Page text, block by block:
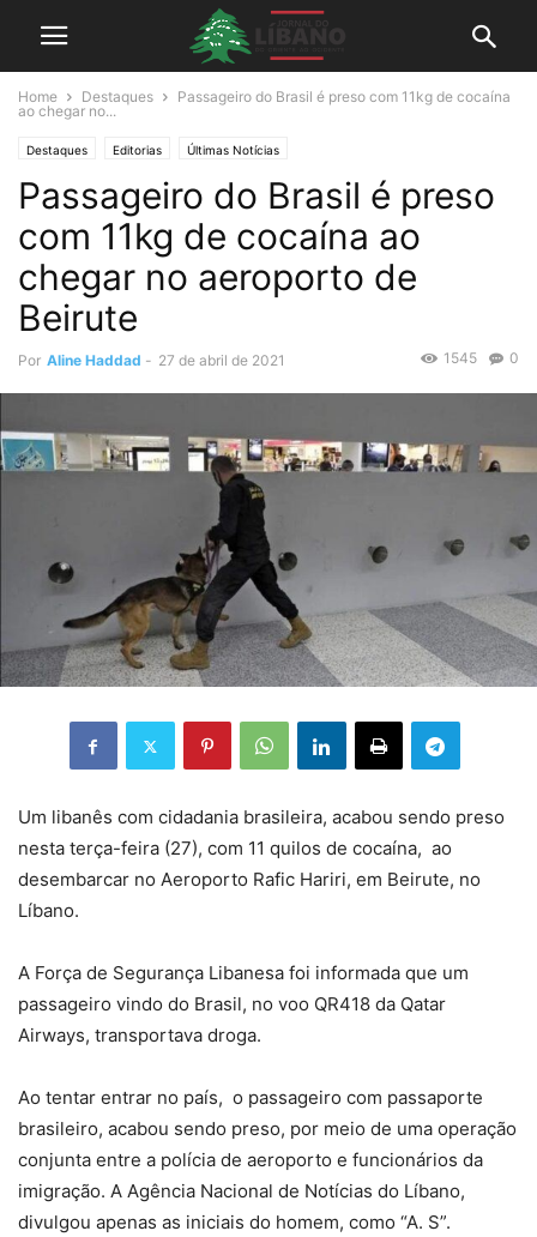
Home Destaques
Passageiro do Brasil é preso com 11kg de cocaína
ao chegar no...
Destaques Editorias Últimas Notícias
Passageiro do Brasil é preso
com 11kg de cocaína ao
chegar no aeroporto de
Beirute
Por Aline Haddad - 27 de abril de 2021 0
1545
Um libanês com cidadania brasileira, acabou sendo preso
nesta terça-feira (27), com 11 quilos de cocaína, ao
desembarcar no Aeroporto Rafic Hariri, em Beirute, no
Líbano.
A Força de Segurança Libanesa foi informada que um
passageiro vindo do Brasil, no voo QR418 da Qatar
Airways, transportava droga.
Ao tentar entrar no país, o passageiro com passaporte
brasileiro, acabou sendo preso, por meio de uma operação
conjunta entre a polícia de aeroporto e funcionários da
imigração. A Agência Nacional de Notícias do Líbano,
divulgou apenas as iniciais do homem, como “A. S”.